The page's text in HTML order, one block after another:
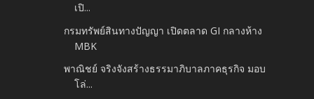
เปิ...
กรมทรัพย์สินทางปัญญา เปิดตลาด GI กลางห้าง
MBK
พาณิชย์ จริงจังสร้างธรรมาภิบาลภาคธุรกิจ มอบ
โล่...